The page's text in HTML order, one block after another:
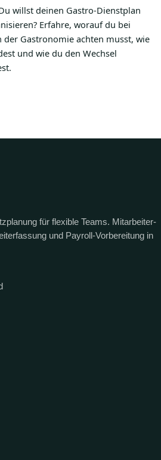
willst deinen Gastro-Dienstplan
Erfahre, worauf du bei
der Gastronomie achten musst, wie
und wie du den Wechsel
für flexible Teams. Mitarbeiter-
und Payroll-Vorbereitung in